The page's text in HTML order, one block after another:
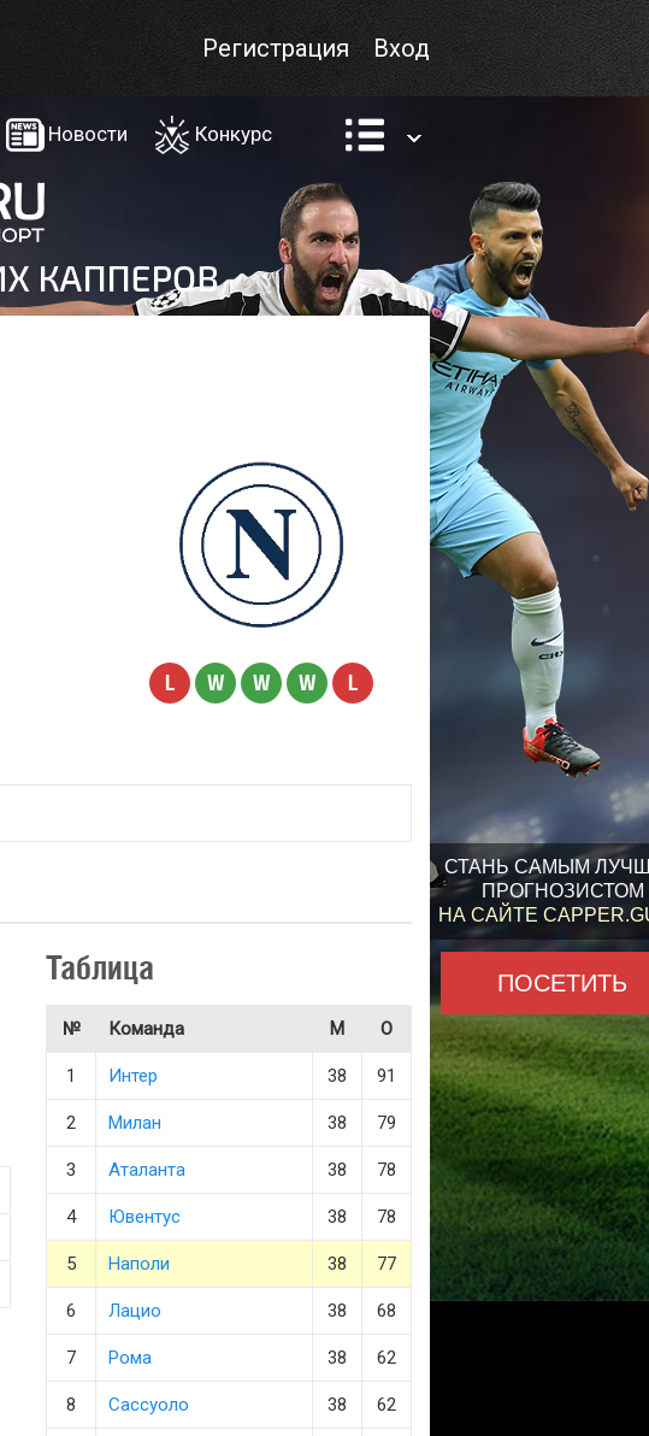
СТАНЬ САМЫМ
ПРОГНОЗИСТОМ
НА САЙТЕ
ПОСЕТИТЬ
Вход
Регистрация
Новости Конкурс
L W W W L
Таблица
№ Команда М О
1 Интер 38 91
2 Милан 38 79
3 Аталанта 38 78
4 Ювентус 38 78
5 Наполи 38 77
6 Лацио 38 68
7 Рома 38 62
8 Сассуоло 38 62